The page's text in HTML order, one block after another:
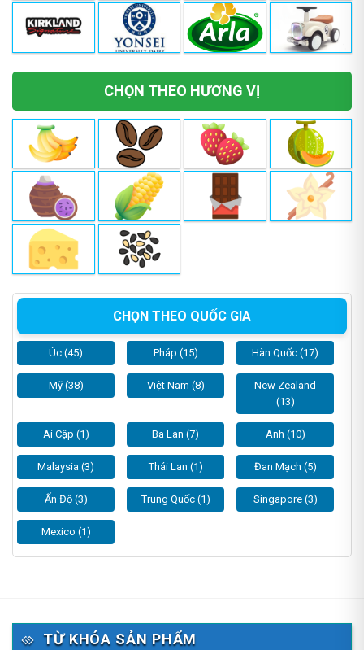
CHỌN THEO HƯƠNG VỊ
CHỌN THEO QUỐC GIA
Úc (45) Pháp (15) Hàn Quốc (17)
Mỹ (38) Việt Nam (8)
New Zealand
(13)
Ai Cập (1) Ba Lan (7) Anh (10)
Malaysia (3) Thái Lan (1) Đan Mạch (5)
Ấn Độ (3) Trung Quốc (1) Singapore (3)
Mexico (1)
TỪ KHÓA SẢN PHẨM